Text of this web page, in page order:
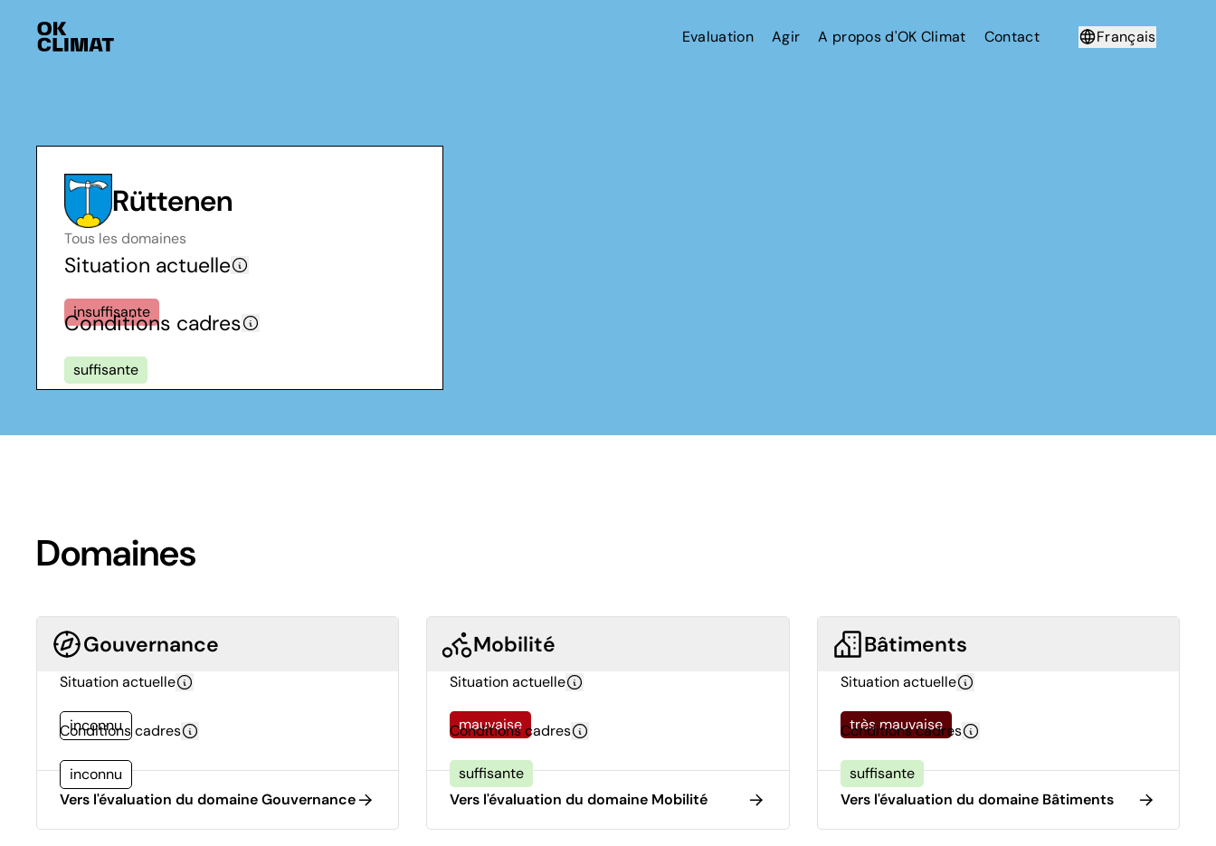
Evaluation Agir A propos d'OK Climat Contact
Français
Rüttenen
Tous les domaines
Situation actuelle
insuffisante
Conditions cadres
suffisante
Domaines
Gouvernance
Situation actuelle
inconnu
Conditions cadres
inconnu
Vers l'évaluation du domaine Gouvernance
Mobilité
Situation actuelle
mauvaise
Conditions cadres
suffisante
Vers l'évaluation du domaine Mobilité
Bâtiments
Situation actuelle
très mauvaise
Conditions cadres
suffisante
Vers l'évaluation du domaine Bâtiments